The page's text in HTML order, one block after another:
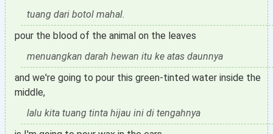
tuang dari botol mahal.
pour the blood of the animal on the leaves
menuangkan darah hewan itu ke atas daunnya
and we're going to pour this green-tinted water inside the
middle,
lalu kita tuang tinta hijau ini di tengahnya